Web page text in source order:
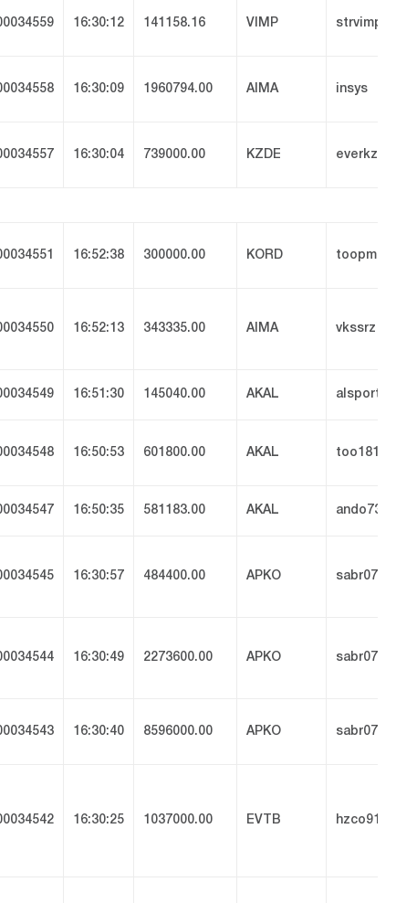
16:30:12 141158.16 VIMP strvimp
16:30:09 1960794.00 AIMA insys
16:30:04 739000.00 KZDE everkz
16:52:38 300000.00 KORD toopmer
16:52:13 343335.00 AIMA vkssrz
16:51:30 145040.00 AKAL alsport
16:50:53 601800.00 AKAL too1816
16:50:35 581183.00 AKAL ando73
16:30:57 484400.00 APKO sabr077
16:30:49 2273600.00 APKO sabr077
16:30:40 8596000.00 APKO sabr077
16:30:25 1037000.00 EVTB hzco912